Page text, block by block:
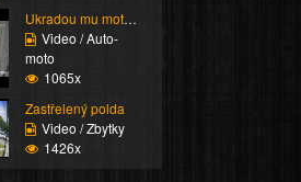
Ukradou mu motorku
Video / Auto-
moto
1065x
Zastřelený polda
Video / Zbytky
1426x